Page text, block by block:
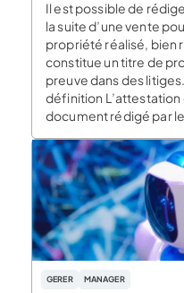
Il est possible de
la suite d’une vente
propriété réalisé, bien
constitue un titre de
preuve dans des
définition L’attestation
document rédigé par
GERER MANAGER